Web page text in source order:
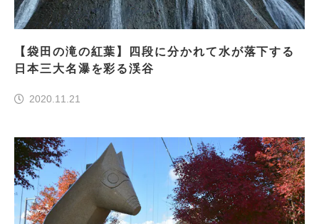
【袋田の滝の紅葉】四段に分かれて水が落下する
日本三大名瀑を彩る渓谷
2020.11.21